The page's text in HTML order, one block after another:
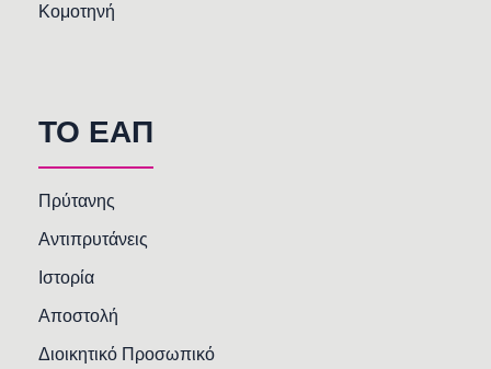
Κομοτηνή
TO EAΠ
Πρύτανης
Αντιπρυτάνεις
Ιστορία
Αποστολή
Διοικητικό Προσωπικό